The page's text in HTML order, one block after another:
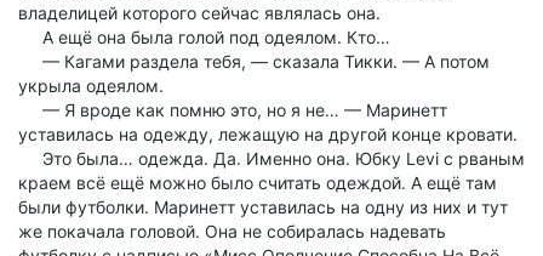
владелицей которого сейчас являлась она.
А ещё она была голой под одеялом. Кто…
— Кагами раздела тебя, — сказала Тикки. — А потом
укрыла одеялом.
— Я вроде как помню это, но я не… — Маринетт
уставилась на одежду, лежащую на другой конце кровати.
Это была… одежда. Да. Именно она. Юбку Levi с рваным
краем всё ещё можно было считать одеждой. А ещё там
были футболки. Маринетт уставилась на одну из них и тут
же покачала головой. Она не собиралась надевать